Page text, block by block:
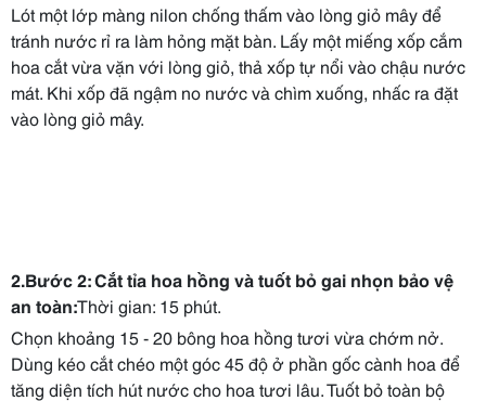
Lót một lớp màng nilon chống thấm vào lòng giỏ mây để
tránh nước rỉ ra làm hỏng mặt bàn. Lấy một miếng xốp cắm
hoa cắt vừa vặn với lòng giỏ, thả xốp tự nổi vào chậu nước
mát. Khi xốp đã ngậm no nước và chìm xuống, nhấc ra đặt
vào lòng giỏ mây.
2.Bước 2: Cắt tỉa hoa hồng và tuốt bỏ gai nhọn bảo vệ
an toàn:Thời gian: 15 phút.
Chọn khoảng 15 - 20 bông hoa hồng tươi vừa chớm nở.
Dùng kéo cắt chéo một góc 45 độ ở phần gốc cành hoa để
tăng diện tích hút nước cho hoa tươi lâu. Tuốt bỏ toàn bộ